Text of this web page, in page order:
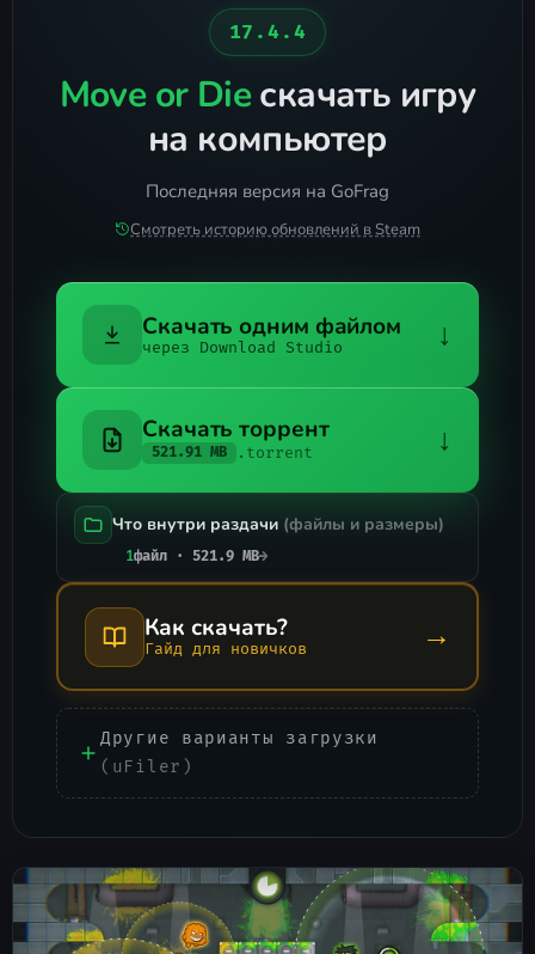
17.4.4
Move or Dieскачать игру
на компьютер
Последняя версия на GoFrag
Смотреть историю обновлений в Steam
Скачать одним файлом
через Download Studio ↓
Скачать торрент
521.91 MB .torrent ↓
Что внутри раздачи (файлы и размеры)
1файл · 521.9 MB→
Как скачать?
Гайд для новичков →
Другие варианты загрузки
(uFiler)